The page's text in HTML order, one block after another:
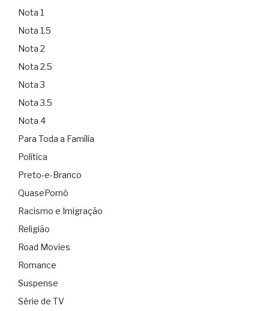
Nota 1
Nota 1.5
Nota 2
Nota 2.5
Nota 3
Nota 3.5
Nota 4
Para Toda a Família
Política
Preto-e-Branco
QuasePornô
Racismo e Imigração
Religião
Road Movies
Romance
Suspense
Série de TV